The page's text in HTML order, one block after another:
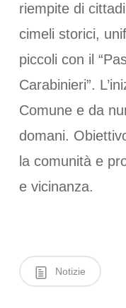
riempite di
cimeli storici,
piccoli con il
Carabinieri”.
Comune e da
domani.
la comunità e
e vicinanza.
Notizie